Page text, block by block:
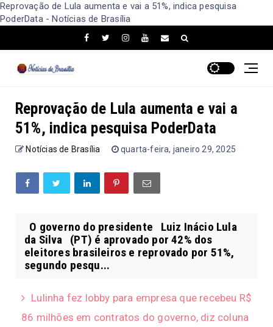
Reprovação de Lula aumenta e vai a 51%, indica pesquisa
PoderData - Notícias de Brasília
Reprovação de Lula aumenta e vai a
51%, indica pesquisa PoderData
Notícias de Brasília quarta-feira, janeiro 29, 2025
O governo do presidente Luiz Inácio Lula
da Silva (PT) é aprovado por 42% dos
eleitores brasileiros e reprovado por 51%,
segundo pesqu...
Lulinha fez lobby para empresa que recebeu R$
86 milhões em contratos do governo, diz coluna